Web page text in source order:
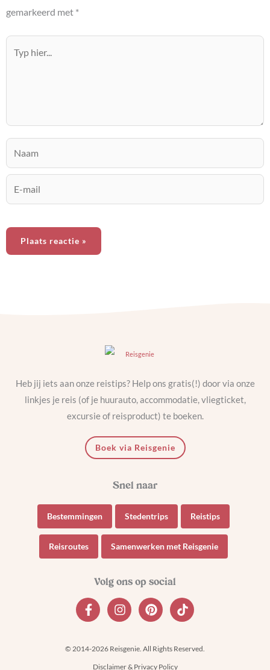
gemarkeerd met *
hier...
mail
Heb jij iets aan onze reistips? Help ons gratis(!) door via onze
linkjes je reis (of je huurauto, accommodatie, vliegticket,
excursie of reisproduct) te boeken.
Boek via Reisgenie
Bestemmingen Stedentrips Reistips
Reisroutes Samenwerken met Reisgenie
© 2014-2026 Reisgenie. All Rights Reserved.
Disclaimer & Privacy Policy